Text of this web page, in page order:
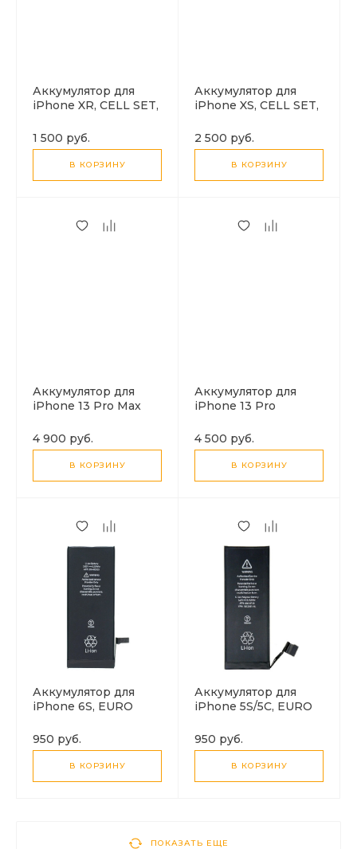
Аккумулятор для
iPhone XR, CELL SET,
для перепайки
1 500 руб.
В КОРЗИНУ
Аккумулятор для
iPhone XS, CELL SET,
для перепайки
2 500 руб.
В КОРЗИНУ
Аккумулятор для
iPhone 13 Pro Max
4 900 руб.
В КОРЗИНУ
Аккумулятор для
iPhone 13 Pro
4 500 руб.
В КОРЗИНУ
Аккумулятор для
iPhone 6S, EURO
950 руб.
В КОРЗИНУ
Аккумулятор для
iPhone 5S/5C, EURO
950 руб.
В КОРЗИНУ
ПОКАЗАТЬ ЕЩЕ